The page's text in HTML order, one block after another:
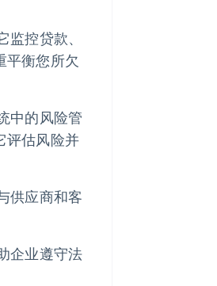
控贷款、
平衡您所欠
中的风险管
评估风险并
供应商和客
企业遵守法